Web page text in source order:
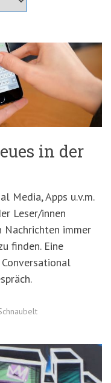
in der
Media, Apps u.v.m.
Leser/innen
Nachrichten immer
finden. Eine